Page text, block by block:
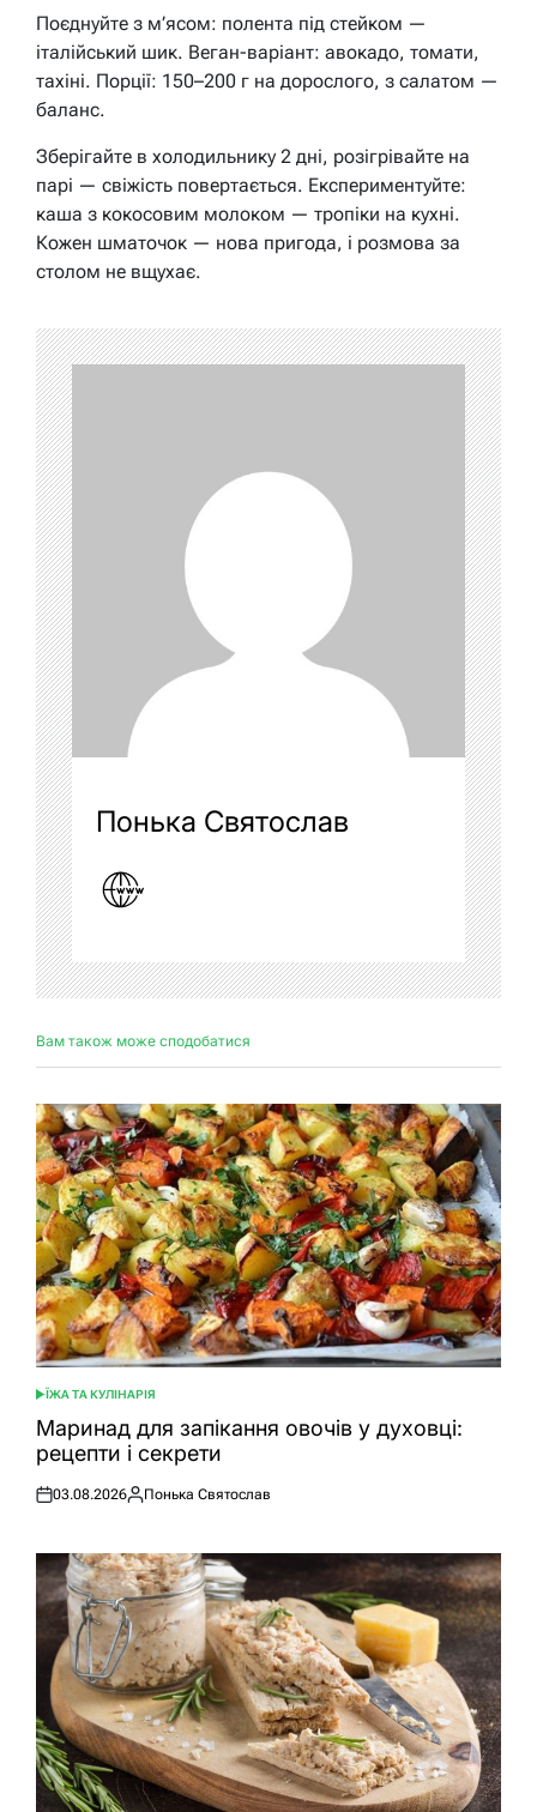
Поєднуйте з м’ясом: полента під стейком —
італійський шик. Веган-варіант: авокадо, томати,
тахіні. Порції: 150–200 г на дорослого, з салатом —
баланс.
Зберігайте в холодильнику 2 дні, розігрівайте на
парі — свіжість повертається. Експериментуйте:
каша з кокосовим молоком — тропіки на кухні.
Кожен шматочок — нова пригода, і розмова за
столом не вщухає.
Понька Святослав
Вам також може сподобатися
ОПУБЛІКУВАТИ
У
ЇЖА ТА КУЛІНАРІЯ
Маринад для запікання овочів у духовці:
рецепти і секрети
Оприлюднено
03.08.2026
Опубліковано
Понька Святослав